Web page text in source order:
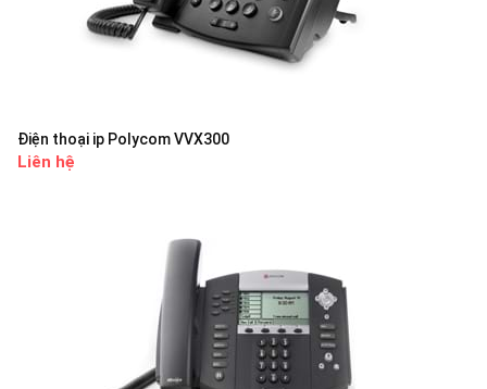
Điện thoại ip Polycom VVX300
Liên hệ